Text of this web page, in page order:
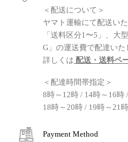
＜配送について＞
ヤマト運輸にて配送いた
「送料区分1〜5」、大
G」の運送費で配達いた
詳しくは 配送・送料ペ
＜配達時間帯指定＞
8時～12時 / 14時～16時
18時～20時 / 19時～21時
Payment Method